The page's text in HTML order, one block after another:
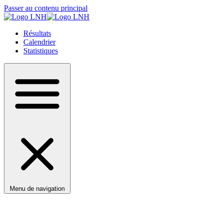
Passer au contenu principal
Résultats
Calendrier
Statistiques
Menu de navigation